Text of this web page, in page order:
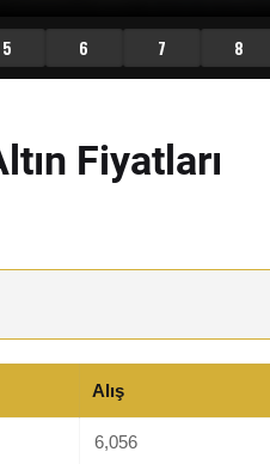
5 6 7 8
Fiyatları
Alış
6,056